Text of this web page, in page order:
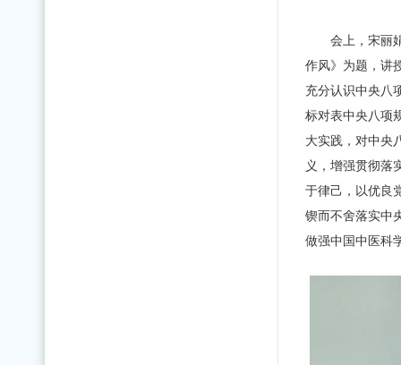
会上，宋丽
作风》为题，讲
充分认识中央八
标对表中央八项
大实践，对中央
义，增强贯彻落
于律己，以优良
锲而不舍落实中
做强中国中医科